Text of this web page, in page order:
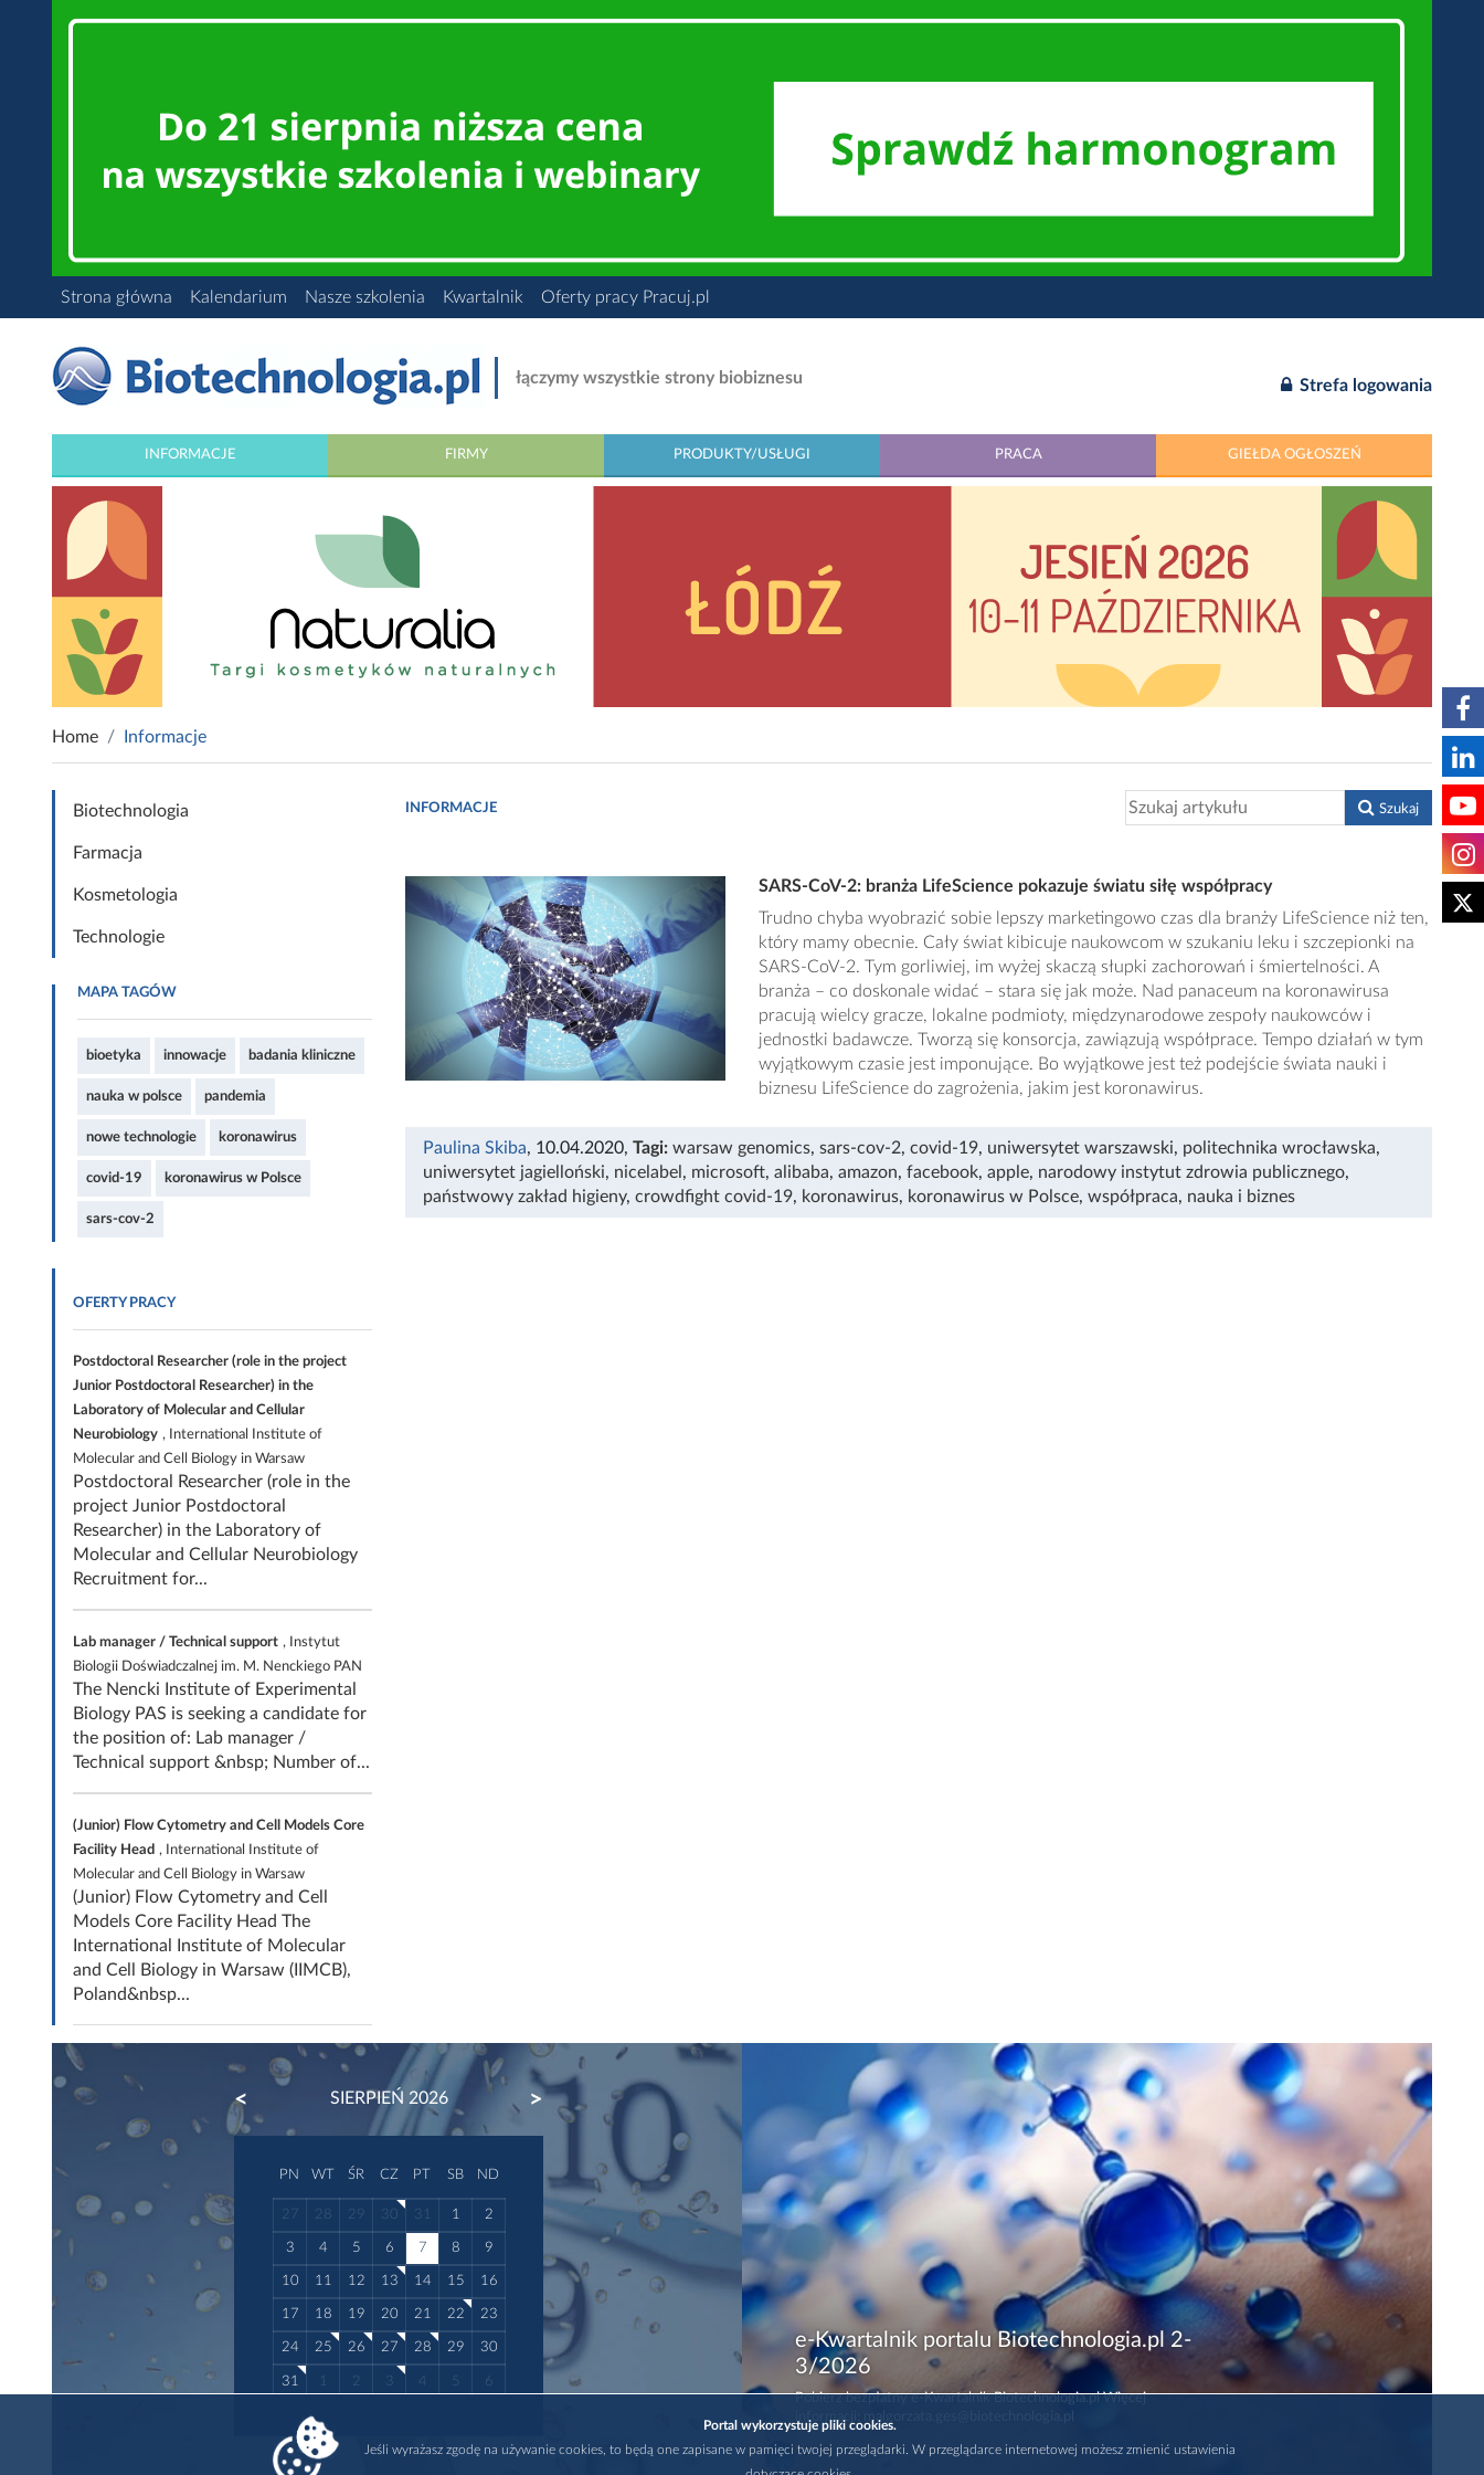
Strona główna Kalendarium Nasze szkolenia Kwartalnik Oferty pracy Pracuj.pl
łączymy wszystkie strony biobiznesu Strefa logowania
INFORMACJE FIRMY PRODUKTY/USŁUGI PRACA GIEŁDA OGŁOSZEŃ
Home Informacje
Biotechnologia
Farmacja
Kosmetologia
Technologie
MAPA TAGÓW
bioetyka innowacje badania kliniczne
nauka w polsce pandemia
nowe technologie koronawirus
covid-19 koronawirus w Polsce
sars-cov-2
OFERTY PRACY
Postdoctoral Researcher (role in the project
Junior Postdoctoral Researcher) in the
Laboratory of Molecular and Cellular
Neurobiology , International Institute of
Molecular and Cell Biology in Warsaw
Postdoctoral Researcher (role in the
project Junior Postdoctoral
Researcher) in the Laboratory of
Molecular and Cellular Neurobiology
Recruitment for...
Lab manager / Technical support , Instytut
Biologii Doświadczalnej im. M. Nenckiego PAN
The Nencki Institute of Experimental
Biology PAS is seeking a candidate for
the position of: Lab manager /
Technical support &nbsp; Number of...
(Junior) Flow Cytometry and Cell Models Core
Facility Head , International Institute of
Molecular and Cell Biology in Warsaw
(Junior) Flow Cytometry and Cell
Models Core Facility Head The
International Institute of Molecular
and Cell Biology in Warsaw (IIMCB),
Poland&nbsp...
INFORMACJE Szukaj
SARS-CoV-2: branża LifeScience pokazuje światu siłę współpracy
Trudno chyba wyobrazić sobie lepszy marketingowo czas dla branży LifeScience niż ten,
który mamy obecnie. Cały świat kibicuje naukowcom w szukaniu leku i szczepionki na
SARS-CoV-2. Tym gorliwiej, im wyżej skaczą słupki zachorowań i śmiertelności. A
branża – co doskonale widać – stara się jak może. Nad panaceum na koronawirusa
pracują wielcy gracze, lokalne podmioty, międzynarodowe zespoły naukowców i
jednostki badawcze. Tworzą się konsorcja, zawiązują współprace. Tempo działań w tym
wyjątkowym czasie jest imponujące. Bo wyjątkowe jest też podejście świata nauki i
biznesu LifeScience do zagrożenia, jakim jest koronawirus.
Paulina Skiba, 10.04.2020, Tagi: warsaw genomics, sars-cov-2, covid-19, uniwersytet warszawski, politechnika wrocławska,
uniwersytet jagielloński, nicelabel , microsoft, alibaba, amazon, facebook, apple, narodowy instytut zdrowia publicznego,
państwowy zakład higieny, crowdfight covid-19, koronawirus, koronawirus w Polsce, współpraca, nauka i biznes
SIERPIEŃ 2026
PREVIOUS NEXT
PN WT ŚR CZ PT SB ND
27 28 29 30 31 1 2
3 4 5 6 7 8 9
10 11 12 13 14 15 16
17 18 19 20 21 22 23
24 25 26 27 28 29 30
31 1 2 3 4 5 6
e-Kwartalnik portalu Biotechnologia.pl 2-
3/2026
Pobierz bezpłatny e-Kwartalnik Biotechnologia.pl Więcej
informacji: malgorzata.ges@biotechnologia.pl
Portal wykorzystuje pliki cookies.
Jeśli wyrażasz zgodę na używanie cookies, to będą one zapisane w pamięci twojej przeglądarki. W przeglądarce internetowej możesz zmienić ustawienia